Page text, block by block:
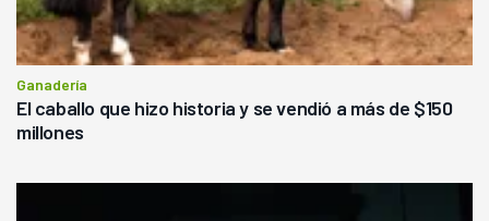
Ganadería
El caballo que hizo historia y se vendió a más de $150
millones